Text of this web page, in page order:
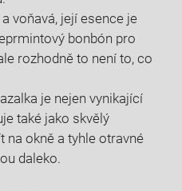
voňavá, její esence je
bonbón pro
rozhodně to není to, co
je nejen vynikající
také jako skvělý
na okně a tyhle otravné
daleko.